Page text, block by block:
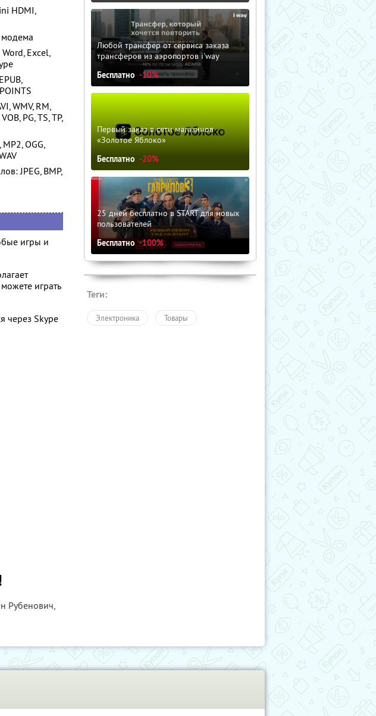
HDMI,
Excel,
WMV, RM,
PG, TS, TP,
OGG,
JPEG, BMP,
игры и
играть
через Skype
Рубенович,
Любой трансфер от сервиса заказа
трансферов из аэропортов i'way
Бесплатно -10%
Первый заказ в сети магазинов
«Золотое Яблоко»
Бесплатно -20%
25 дней бесплатно в START для новых
пользователей
Бесплатно -100%
Теги:
Электроника Товары